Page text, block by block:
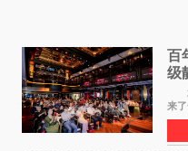
百
级
来
国
仪
齐